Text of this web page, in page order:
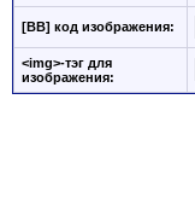
[BB] код изображения:
<img>-тэг для
изображения: